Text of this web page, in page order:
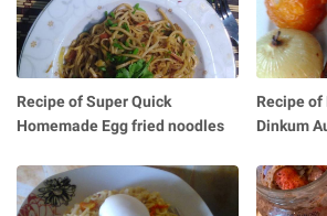
Recipe of Super Quick
Homemade Egg fried noodles
Recipe
Dinkum